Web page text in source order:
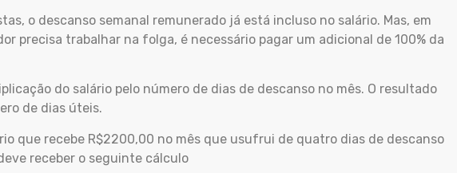
o descanso semanal remunerado já está incluso no salário. Mas, em
precisa trabalhar na folga, é necessário pagar um adicional de 100% da
do salário pelo número de dias de descanso no mês. O resultado
de dias úteis.
que recebe R$2200,00 no mês que usufrui de quatro dias de descanso
receber o seguinte cálculo